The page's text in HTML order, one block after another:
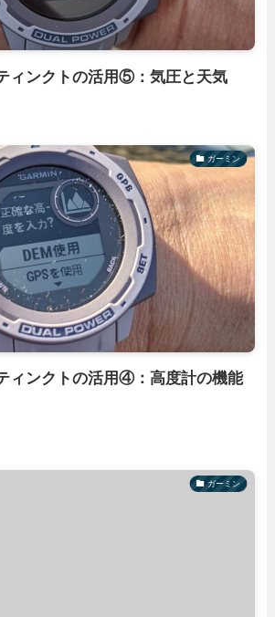
ィンクトの活用⑤：気圧と天気
ガーミン
ィンクトの活用④：高度計の機能
ガーミン